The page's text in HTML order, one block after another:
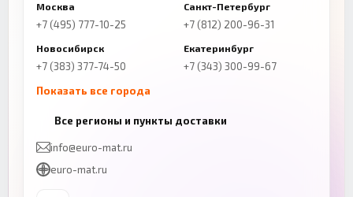
Москва
+7 (495) 777-10-25
Санкт-Петербург
+7 (812) 200-96-31
Новосибирск
+7 (383) 377-74-50
Екатеринбург
+7 (343) 300-99-67
Показать все города
+7 (843) 206-01-30
Челябинск
+7 (343) 300-99-67
Все регионы и пункты доставки
info@euro-mat.ru
euro-mat.ru